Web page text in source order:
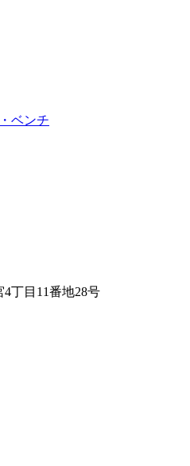
ベンチ
丁目11番地28号